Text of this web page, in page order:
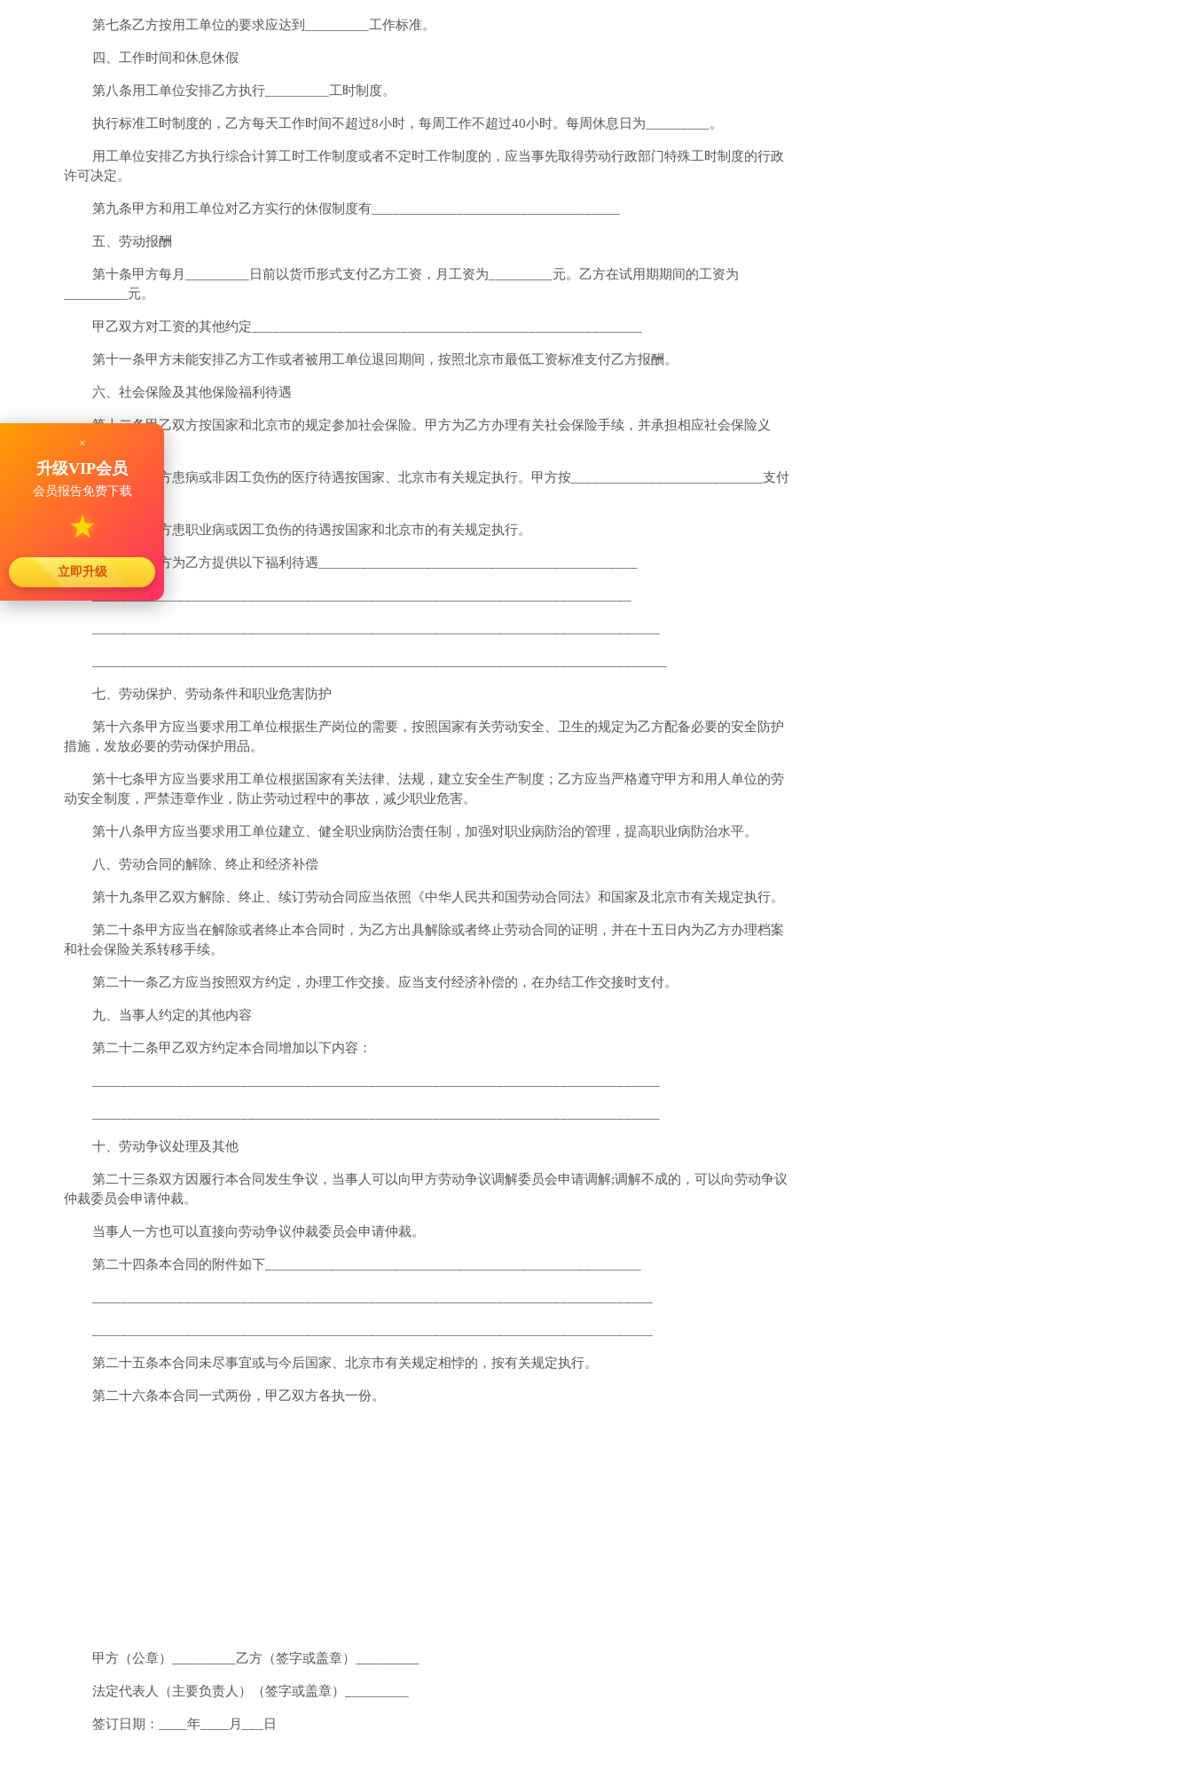
第七条乙方按用工单位的要求应达到_________工作标准。
四、工作时间和休息休假
第八条用工单位安排乙方执行_________工时制度。
执行标准工时制度的，乙方每天工作时间不超过8小时，每周工作不超过40小时。每周休息日为_________。
用工单位安排乙方执行综合计算工时工作制度或者不定时工作制度的，应当事先取得劳动行政部门特殊工时制度的行政
许可决定。
第九条甲方和用工单位对乙方实行的休假制度有___________________________________
五、劳动报酬
第十条甲方每月_________日前以货币形式支付乙方工资，月工资为_________元。乙方在试用期期间的工资为
_________元。
甲乙双方对工资的其他约定_______________________________________________________
第十一条甲方未能安排乙方工作或者被用工单位退回期间，按照北京市最低工资标准支付乙方报酬。
六、社会保险及其他保险福利待遇
第十二条甲乙双方按国家和北京市的规定参加社会保险。甲方为乙方办理有关社会保险手续，并承担相应社会保险义
务。
第十三条乙方患病或非因工负伤的医疗待遇按国家、北京市有关规定执行。甲方按___________________________支付
乙方病假工资。
第十四条乙方患职业病或因工负伤的待遇按国家和北京市的有关规定执行。
第十五条甲方为乙方提供以下福利待遇_____________________________________________
____________________________________________________________________________
七、劳动保护、劳动条件和职业危害防护
第十六条甲方应当要求用工单位根据生产岗位的需要，按照国家有关劳动安全、卫生的规定为乙方配备必要的安全防护
措施，发放必要的劳动保护用品。
第十七条甲方应当要求用工单位根据国家有关法律、法规，建立安全生产制度；乙方应当严格遵守甲方和用人单位的劳
动安全制度，严禁违章作业，防止劳动过程中的事故，减少职业危害。
第十八条甲方应当要求用工单位建立、健全职业病防治责任制，加强对职业病防治的管理，提高职业病防治水平。
八、劳动合同的解除、终止和经济补偿
第十九条甲乙双方解除、终止、续订劳动合同应当依照《中华人民共和国劳动合同法》和国家及北京市有关规定执行。
第二十条甲方应当在解除或者终止本合同时，为乙方出具解除或者终止劳动合同的证明，并在十五日内为乙方办理档案
和社会保险关系转移手续。
第二十一条乙方应当按照双方约定，办理工作交接。应当支付经济补偿的，在办结工作交接时支付。
九、当事人约定的其他内容
第二十二条甲乙双方约定本合同增加以下内容：
十、劳动争议处理及其他
第二十三条双方因履行本合同发生争议，当事人可以向甲方劳动争议调解委员会申请调解;调解不成的，可以向劳动争议
仲裁委员会申请仲裁。
当事人一方也可以直接向劳动争议仲裁委员会申请仲裁。
第二十四条本合同的附件如下_____________________________________________________
第二十五条本合同未尽事宜或与今后国家、北京市有关规定相悖的，按有关规定执行。
第二十六条本合同一式两份，甲乙双方各执一份。
甲方（公章）_________乙方（签字或盖章）_________
法定代表人（主要负责人）（签字或盖章）_________
签订日期：____年____月___日
×
升级VIP会员
会员报告免费下载
★
立即升级